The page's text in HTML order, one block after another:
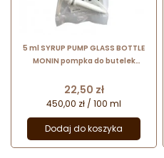
5 ml SYRUP PUMP GLASS BOTTLE
MONIN pompka do butelek
Cena
22,50 zł
450,00 zł / 100 ml
Dodaj do koszyka